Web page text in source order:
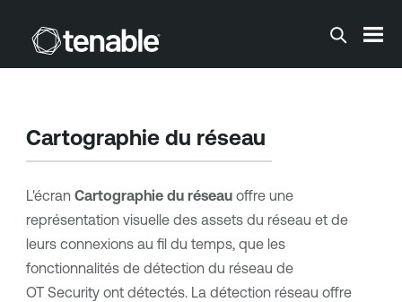
Passer au contenu principal
Cartographie du réseau
L'écran Cartographie du réseauoffre une
représentation visuelle des assets du réseau et de
leurs connexions au fil du temps, que les
fonctionnalités de détection du réseau de
OT Securityont détectés. La détection réseau offre